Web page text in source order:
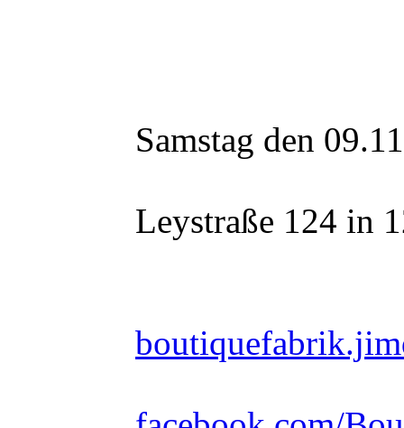
Samstag den
Leystraße 124 in